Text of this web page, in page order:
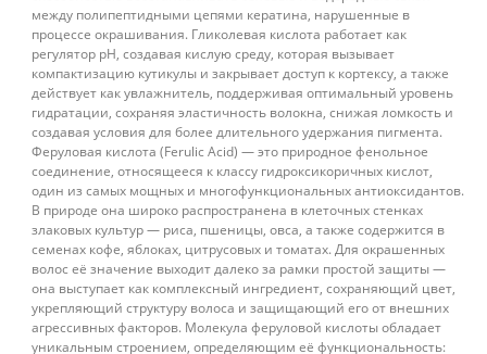
между полипептидными цепями кератина, нарушенные в
процессе окрашивания. Гликолевая кислота работает как
регулятор pH, создавая кислую среду, которая вызывает
компактизацию кутикулы и закрывает доступ к кортексу, а также
действует как увлажнитель, поддерживая оптимальный уровень
гидратации, сохраняя эластичность волокна, снижая ломкость и
создавая условия для более длительного удержания пигмента.
Феруловая кислота (Ferulic Acid) — это природное фенольное
соединение, относящееся к классу гидроксикоричных кислот,
один из самых мощных и многофункциональных антиоксидантов.
В природе она широко распространена в клеточных стенках
злаковых культур — риса, пшеницы, овса, а также содержится в
семенах кофе, яблоках, цитрусовых и томатах. Для окрашенных
волос её значение выходит далеко за рамки простой защиты —
она выступает как комплексный ингредиент, сохраняющий цвет,
укрепляющий структуру волоса и защищающий его от внешних
агрессивных факторов. Молекула феруловой кислоты обладает
уникальным строением, определяющим её функциональность: